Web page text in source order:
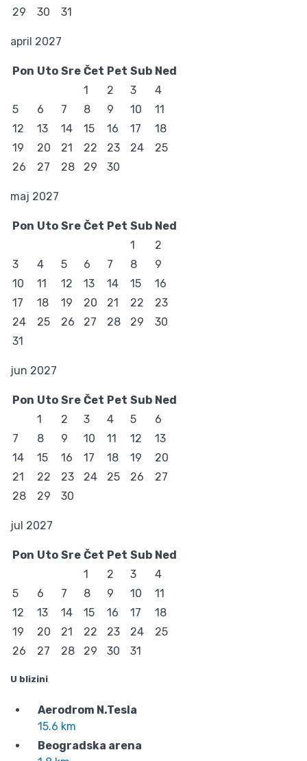
29
30 31
april 2027
Pon Uto Sre Čet Pet Sub Ned
1
2 3
4
5
6 7 8 9 10
11
12
13 14 15 16 17
18
19
20 21 22 23 24
25
26
27 28 29 30
maj 2027
Pon Uto Sre Čet Pet Sub Ned
1
2
3
4 5 6 7 8
9
10
11 12 13 14 15
16
17
18 19 20 21 22
23
24
25 26 27 28 29
30
31
jun 2027
Pon Uto Sre Čet Pet Sub Ned
1
2 3 4 5
6
7
8 9 10 11 12
13
14
15 16 17 18 19
20
21
22 23 24 25 26
27
28
29 30
jul 2027
Pon Uto Sre Čet Pet Sub Ned
1
2 3
4
5
6 7 8 9 10
11
12
13 14 15 16 17
18
19
20 21 22 23 24
25
26
27 28 29 30 31
U blizini
Aerodrom N.Tesla
15.6 km
Beogradska arena